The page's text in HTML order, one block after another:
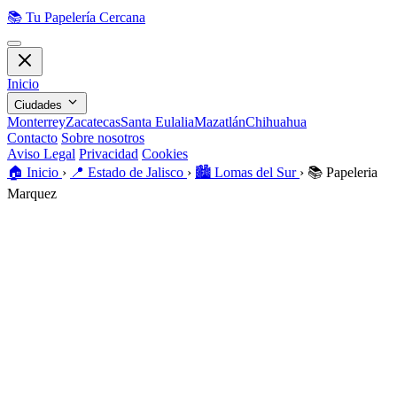
📚 Tu Papelería Cercana
Inicio
Ciudades
MonterreyZacatecasSanta EulaliaMazatlánChihuahua
Contacto Sobre nosotros
Aviso Legal Privacidad Cookies
🏠️ Inicio › 📍 Estado de Jalisco › 🏙️ Lomas del Sur › 📚 Papeleria
Marquez